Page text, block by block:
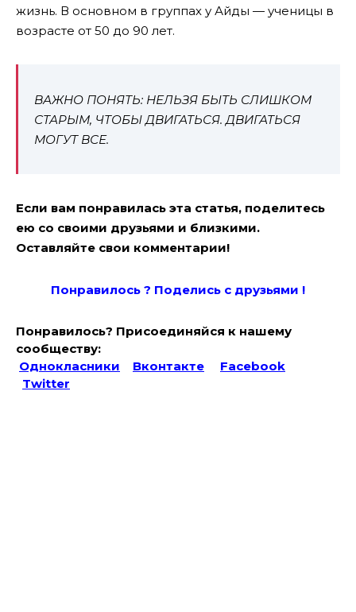
жизнь. В основном в группах у Айды — ученицы в
возрасте от 50 до 90 лет.
ВАЖНО ПОНЯТЬ: НЕЛЬЗЯ БЫТЬ СЛИШКОМ
СТАРЫМ, ЧТОБЫ ДВИГАТЬСЯ. ДВИГАТЬСЯ
МОГУТ ВСЕ.
Если вам понравилась эта статья, поделитесь
ею со своими друзьями и близкими.
Оставляйте свои комментарии!
Понравилось ? Поделись с друзьями !
Понравилось? Присоединяйся к нашему
сообществу:
Однокласники
Вконтакте
Facebook
Twitter